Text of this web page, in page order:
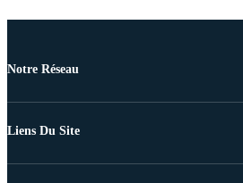
Notre Réseau
Liens Du Site